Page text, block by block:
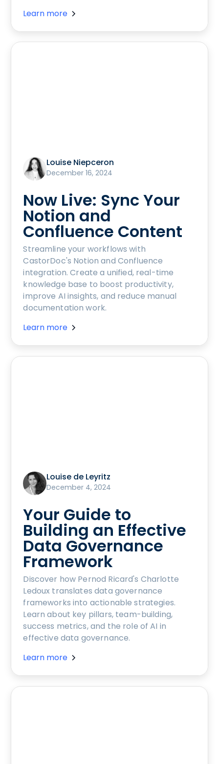
Learn more
Louise Niepceron
December 16, 2024
Now Live: Sync Your
Notion and
Confluence Content
Streamline your workflows with
CastorDoc's Notion and Confluence
integration. Create a unified, real-time
knowledge base to boost productivity,
improve AI insights, and reduce manual
documentation work.
Learn more
Louise de Leyritz
December 4, 2024
Your Guide to
Building an Effective
Data Governance
Framework
Discover how Pernod Ricard's Charlotte
Ledoux translates data governance
frameworks into actionable strategies.
Learn about key pillars, team-building,
success metrics, and the role of AI in
effective data governance.
Learn more